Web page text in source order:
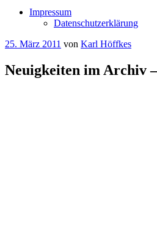
Impressum
Datenschutzerklärung
Veröffentlicht
25. März 2011 von Karl Höffkes
Neuigkeiten im Archiv –